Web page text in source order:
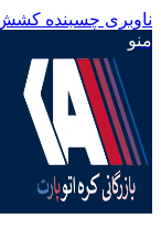
ناوبری چسبنده کشش
منو